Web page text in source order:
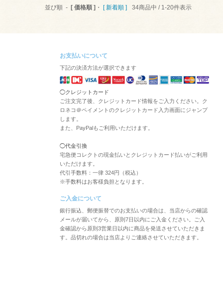
並び順 - [ 価格順 ] ・ [ 新着順 ] 34商品中 / 1-20件表示
お支払いについて
下記の決済方法が選択できます
◯クレジットカード
ご注文完了後、クレジットカード情報をご入力ください。ク
ロネコ＠ペイメントのクレジットカード入力画面にジャンプ
します。
また、PayPalもご利用いただけます。
◯代金引換
宅急便コレクトの現金払いとクレジットカード払いがご利用
いただけます。
代引手数料：一律 324円（税込）
※手数料はお客様負担となります。
ご入金について
銀行振込、郵便振替でのお支払いの場合は、当店からの確認
メールが届いてから、原則7日以内にご入金ください。ご入
金確認から原則3営業日以内に商品を発送させていただきま
す。品切れの場合は当店よりご連絡させていただきます。